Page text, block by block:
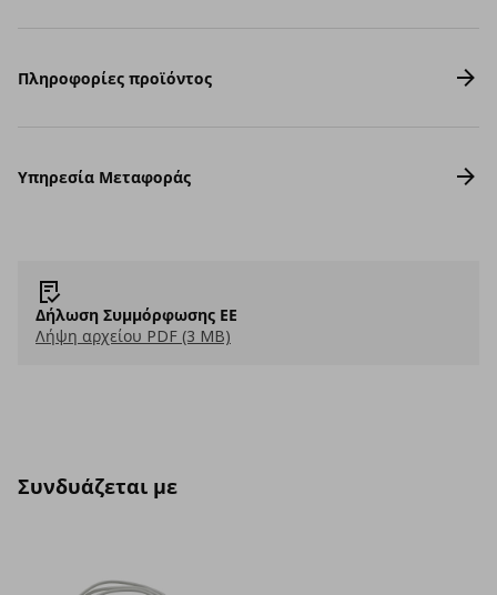
Πληροφορίες προϊόντος
Υπηρεσία Μεταφοράς
Δήλωση Συμμόρφωσης ΕΕ
Λήψη αρχείου PDF (3 MB)
Συνδυάζεται με